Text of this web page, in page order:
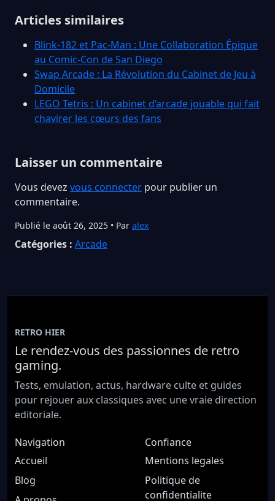
Articles similaires
Blink-182 et Pac-Man : Une Collaboration Épique
au Comic-Con de San Diego
Swap Arcade : La Révolution du Cabinet de Jeu à
Domicile
LEGO Tetris : Un cabinet d’arcade jouable qui fait
chavirer les cœurs des fans
Laisser un commentaire
Vous devez vous connecter pour publier un
commentaire.
Publié le août 26, 2025 • Par alex
Catégories : Arcade
RETRO HIER
Le rendez-vous des passionnes de retro
gaming.
Tests, emulation, actus, hardware culte et guides
pour rejouer aux classiques avec une vraie direction
editoriale.
Navigation
Accueil
Blog
Confiance
Mentions legales
Politique de
confidentialite